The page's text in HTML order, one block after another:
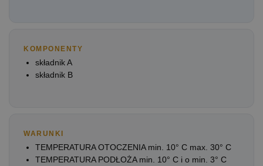
KOMPONENTY
składnik A
składnik B
WARUNKI
TEMPERATURA OTOCZENIA min. 10° C max. 30° C
TEMPERATURA PODŁOŻA min. 10° C i o min. 3° C